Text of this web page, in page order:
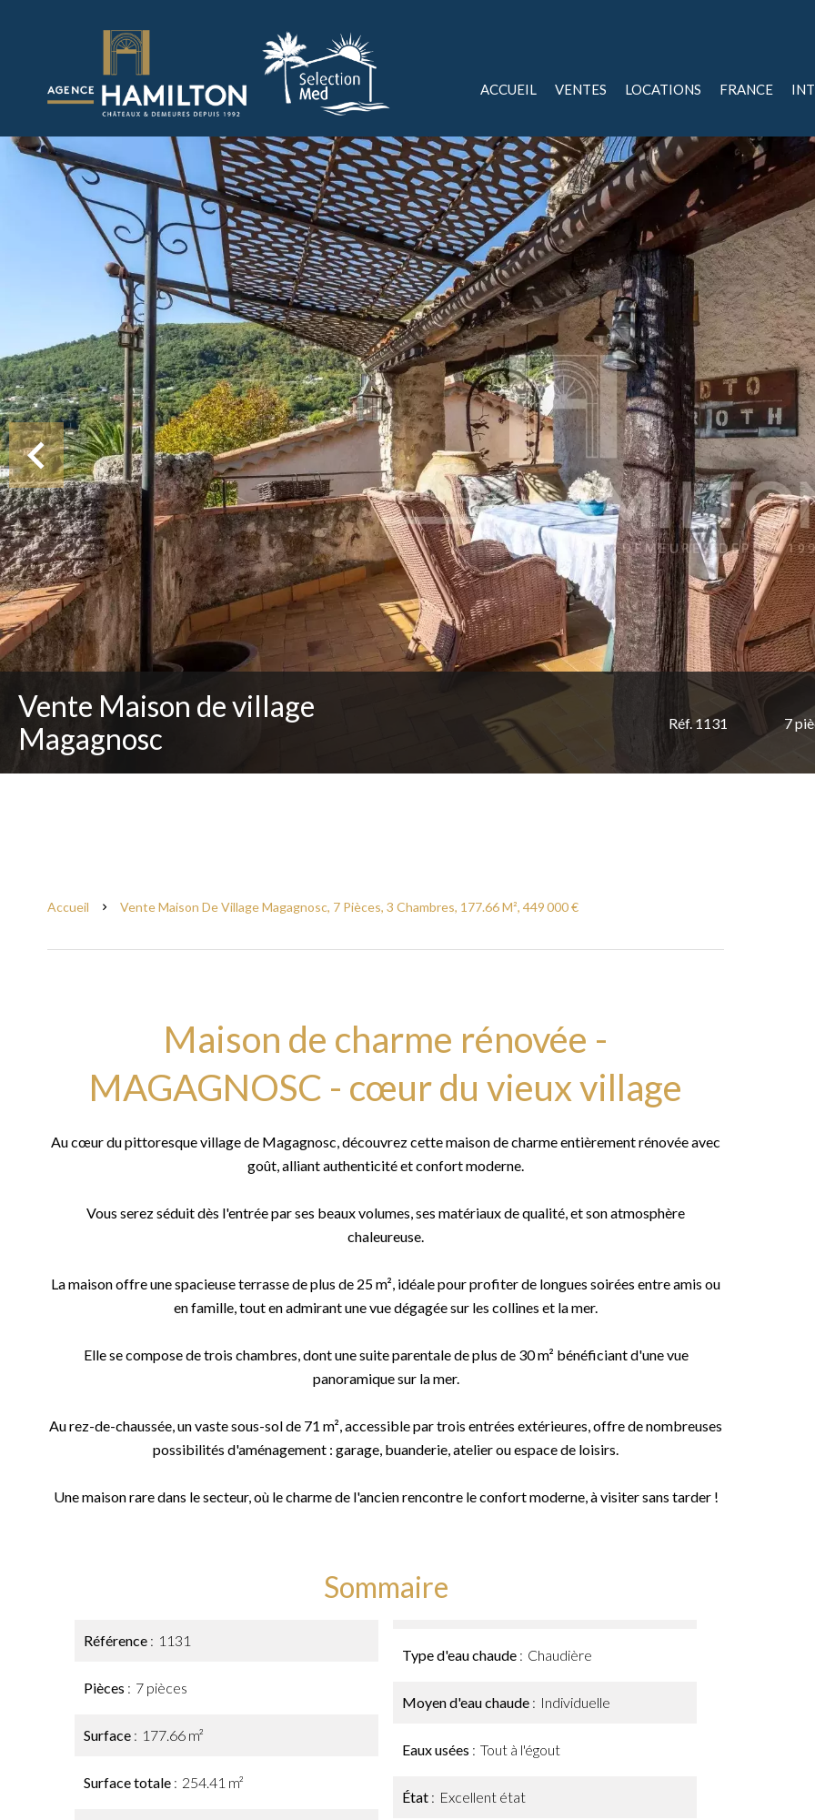
ACCUEIL VENTES LOCATIONS FRANCE
Vente Maison de village
Magagnosc
Réf. 1131 7
Accueil Vente Maison De Village Magagnosc, 7 Pièces, 3 Chambres, 177.66 M², 449 000 €
Maison de charme rénovée -
MAGAGNOSC - cœur du vieux village
Au cœur du pittoresque village de Magagnosc, découvrez cette maison de charme entièrement rénovée avec
goût, alliant authenticité et confort moderne.
Vous serez séduit dès l'entrée par ses beaux volumes, ses matériaux de qualité, et son atmosphère
chaleureuse.
La maison offre une spacieuse terrasse de plus de 25 m², idéale pour profiter de longues soirées entre amis ou
en famille, tout en admirant une vue dégagée sur les collines et la mer.
Elle se compose de trois chambres, dont une suite parentale de plus de 30 m² bénéficiant d'une vue
panoramique sur la mer.
Au rez-de-chaussée, un vaste sous-sol de 71 m², accessible par trois entrées extérieures, offre de nombreuses
possibilités d'aménagement : garage, buanderie, atelier ou espace de loisirs.
Une maison rare dans le secteur, où le charme de l'ancien rencontre le confort moderne, à visiter sans tarder !
Sommaire
Référence 1131
Pièces 7 pièces
Surface 177.66 m²
Surface totale 254.41 m²
Type d'eau chaude Chaudière
Moyen d'eau chaude Individuelle
Eaux usées Tout à l'égout
État Excellent état